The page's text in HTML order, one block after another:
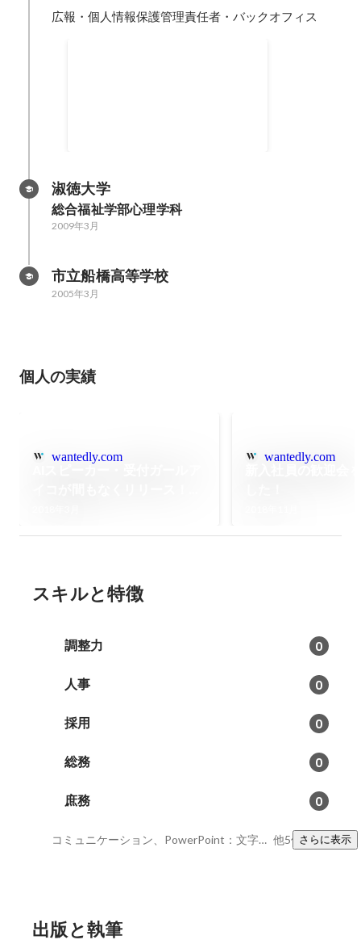
広報・個人情報保護管理責任者・バックオフィス
淑徳大学
総合福祉学部心理学科
2009年3月
市立船橋高等学校
2005年3月
個人の実績
wantedly.com wantedly.com
スキルと特徴
調整力 0
人事 0
採用 0
総務 0
庶務 0
コミュニケーション、PowerPoint：文字入力、図表挿入。その他。、Word 他5件さらに表示
出版と執筆